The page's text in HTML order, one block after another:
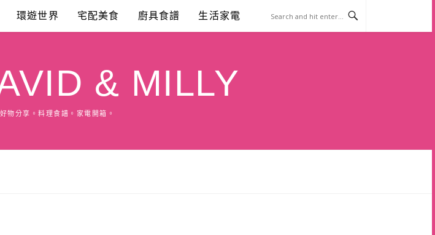
環遊世界 宅配美食 廚具食譜 生活家電
& MILLY
物分享。料理食譜。家電開箱。